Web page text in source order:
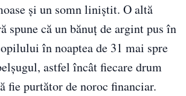
și un somn liniștit. O altă
spune că un bănuț de argint pus în
în noaptea de 31 mai spre
astfel încât fiecare drum
fie purtător de noroc financiar.